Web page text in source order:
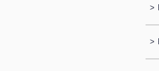
>
>